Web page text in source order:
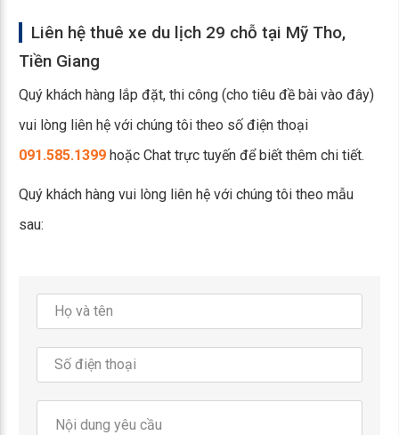
Liên hệ thuê xe du lịch 29 chỗ tại Mỹ Tho,
Tiền Giang
Quý khách hàng lắp đặt, thi công (cho tiêu đề bài vào đây)
vui lòng liên hệ với chúng tôi theo số điện thoại
091.585.1399 hoặc Chat trực tuyến để biết thêm chi tiết.
Quý khách hàng vui lòng liên hệ với chúng tôi theo mẫu
sau: